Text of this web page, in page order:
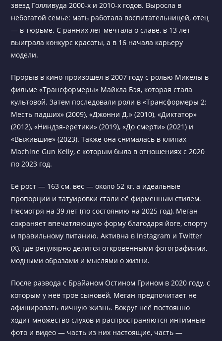
звезд Голливуда 2000-х и 2010-х годов. Выросла в
небогатой семье: мать работала воспитательницей, отец
— в тюрьме. С ранних лет мечтала о славе, в 13 лет
выиграла конкурс красоты, а в 16 начала карьеру
модели.
Прорыв в кино произошёл в 2007 году с ролью Микелы в
фильме «Трансформеры» Майкла Бэя, которая стала
культовой. Затем последовали роли в «Трансформеры 2:
Месть падших» (2009), «Джонни Д.» (2010), «Диктатор»
(2012), «Ниндзя-еретики» (2019), «До смерти» (2021) и
«Выжившие» (2023). Также она снималась в клипах
Machine Gun Kelly, с которым была в отношениях с 2020
по 2023 год.
Её рост — 163 см, вес — около 52 кг, а идеальные
пропорции и татуировки стали её фирменным стилем.
Несмотря на 39 лет (по состоянию на 2025 год), Меган
сохраняет впечатляющую форму благодаря йоге, спорту
и правильному питанию. Активна в Instagram и Twitter
(X), где регулярно делится откровенными фотографиями,
модными образами и мыслями о жизни.
После развода с Брайаном Остином Грином в 2020 году, с
которым у неё трое сыновей, Меган предпочитает не
афишировать личную жизнь. Вокруг неё постоянно
ходит множество слухов и распространяются интимные
фото и видео — часть из них настоящие, часть —